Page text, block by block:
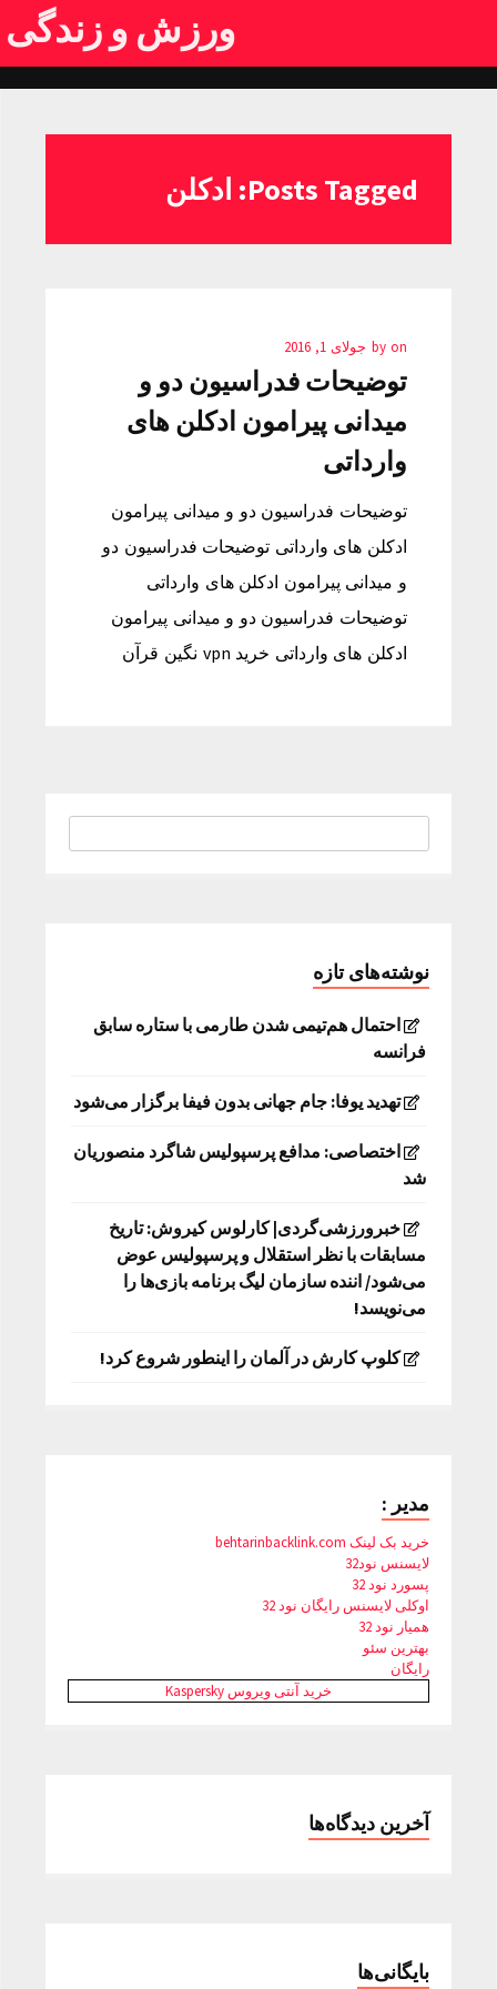
ورزش و زندگی
Posts Tagged: ادکلن
by on جولای 1, 2016
توضیحات فدراسیون دو و
میدانی پیرامون ادکلن های
وارداتی
توضیحات فدراسیون دو و میدانی پیرامون
ادکلن های وارداتی توضیحات فدراسیون دو
و میدانی پیرامون ادکلن های وارداتی
توضیحات فدراسیون دو و میدانی پیرامون
ادکلن های وارداتی خرید vpn نگین قرآن
نوشته‌های تازه
احتمال هم‌تیمی شدن طارمی با ستاره سابق
فرانسه
تهدید یوفا: جام جهانی بدون فیفا برگزار می‌شود
اختصاصی: مدافع پرسپولیس شاگرد منصوریان
شد
خبرورزشی‌گردی| کارلوس کیروش: تاریخ
مسابقات با نظر استقلال و پرسپولیس عوض
می‌شود/ اننده سازمان لیگ برنامه بازی‌ها را
می‌نویسد!
کلوپ کارش در آلمان را اینطور شروع کرد!
مدیر :
خرید بک لینک behtarinbacklink.com
لایسنس نود32
پسورد نود 32
اوکلی لایسنس رایگان نود 32
همیار نود 32
بهترین سئو
رایگان
خرید آنتی ویروس Kaspersky
آخرین دیدگاه‌ها
بایگانی‌ها